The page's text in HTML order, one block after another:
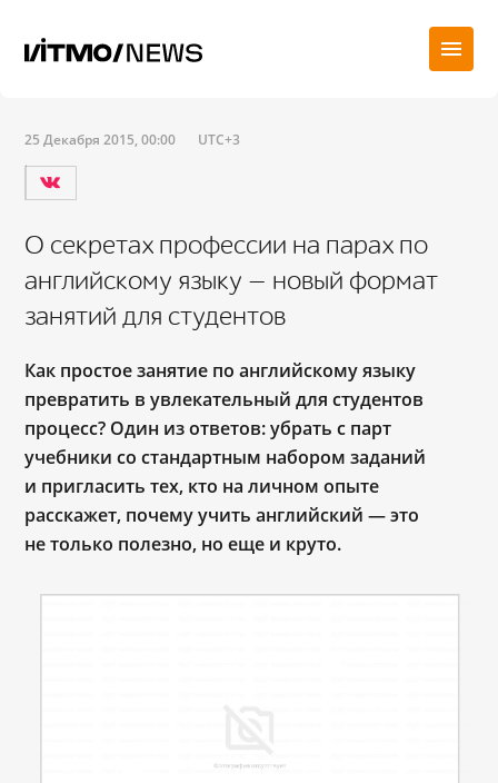
25 Декабря 2015, 00:00 UTC+3
О секретах профессии на парах по
английскому языку — новый формат
занятий для студентов
Как простое занятие по английскому языку
превратить в увлекательный для студентов
процесс? Один из ответов: убрать с парт
учебники со стандартным набором заданий
и пригласить тех, кто на личном опыте
расскажет, почему учить английский — это
не только полезно, но еще и круто.